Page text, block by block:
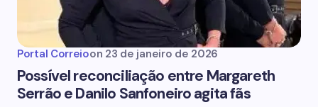
Portal Correioon 23 de janeiro de 2026
Possível reconciliação entre Margareth
Serrão e Danilo Sanfoneiro agita fãs